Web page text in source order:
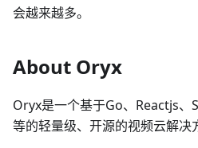
会越来越多。
About Oryx
Oryx是一个基于Go、Reactjs、
等的轻量级、开源的视频云解决